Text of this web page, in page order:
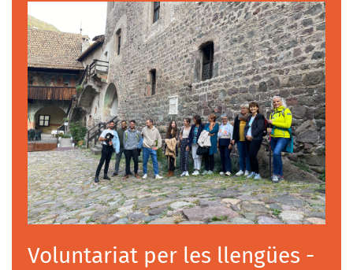
Voluntariat per les llengües -